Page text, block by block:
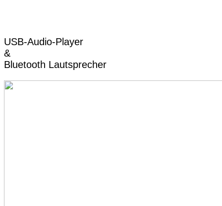
USB-Audio-Player
&
Bluetooth Lautsprecher